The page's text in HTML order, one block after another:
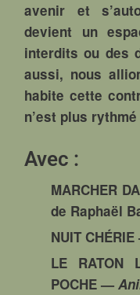
avenir et
devient un
interdits ou des
aussi, nous
habite cette
n’est plus
Avec :
MARCHER
de Raphaël
NUIT CHÉRIE
LE RATON
POCHE —